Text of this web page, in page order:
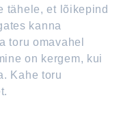
tähele, et lõikepind
kanna
toru omavahel
on kergem, kui
Kahe toru